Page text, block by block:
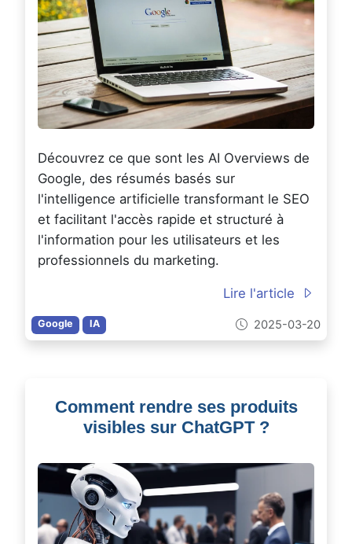
Découvrez ce que sont les AI Overviews de
Google, des résumés basés sur
l'intelligence artificielle transformant le SEO
et facilitant l'accès rapide et structuré à
l'information pour les utilisateurs et les
professionnels du marketing.
Lire l'article
Google IA 2025-03-20
Comment rendre ses produits
visibles sur ChatGPT ?